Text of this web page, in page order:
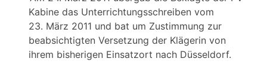
Kabine das Unterrichtungsschreiben vom
23. März 2011 und bat um Zustimmung zur
beabsichtigten Versetzung der Klägerin von
ihrem bisherigen Einsatzort nach Düsseldorf.